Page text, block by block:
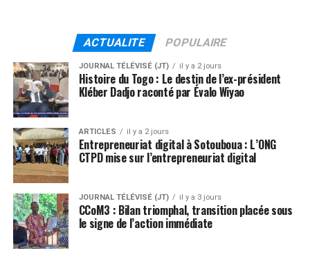
ACTUALITE POPULAIRE
JOURNAL TÉLÉVISÉ (JT) il y a 2 jours
Histoire du Togo : Le destin de l’ex-président
Kléber Dadjo raconté par Évalo Wiyao
ARTICLES il y a 2 jours
Entrepreneuriat digital à Sotouboua : L’ONG
CTPD mise sur l’entrepreneuriat digital
JOURNAL TÉLÉVISÉ (JT) il y a 3 jours
CCoM3 : Bilan triomphal, transition placée sous
le signe de l’action immédiate